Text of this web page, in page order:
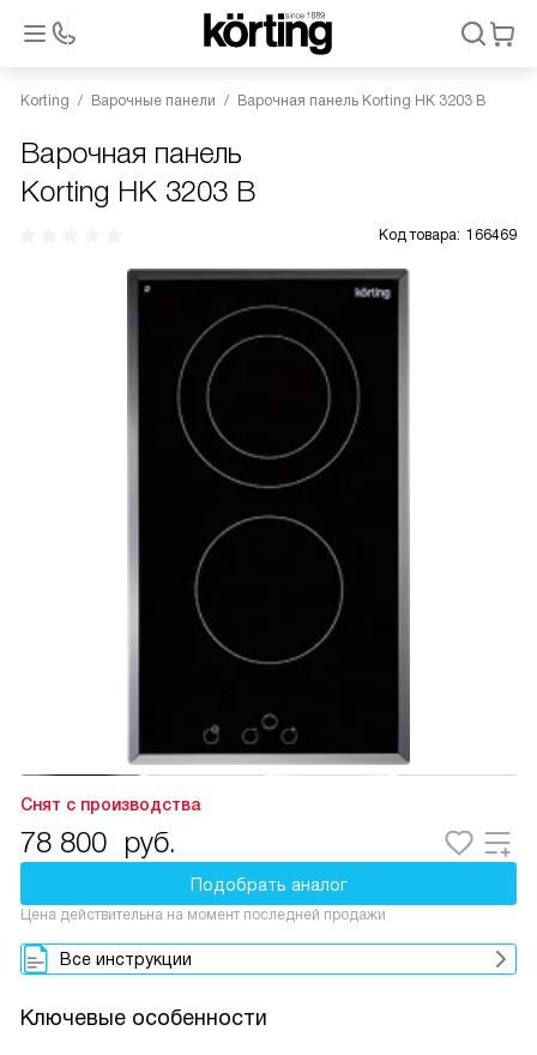
Korting Варочные панели Варочная панель Korting HK 3203 B
Варочная панель
Korting HK 3203 B
Код товара: 166469
Снят с производства
78 800 руб.
Подобрать аналог
Цена действительна на момент последней продажи
Все инструкции
Ключевые особенности